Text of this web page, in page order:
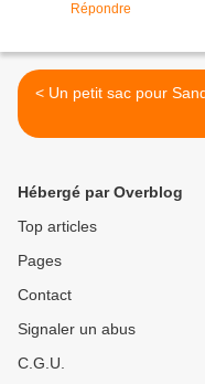
Répondre
< Un petit sac pour
Hébergé par Overblog
Top articles
Pages
Contact
Signaler un abus
C.G.U.